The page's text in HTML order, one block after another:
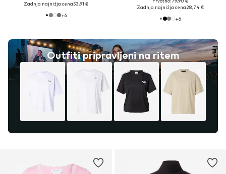
Zadnja najnižja cena53,91 €
+6
Outfiti pripravljeni na ritem
Zadnja najnižja cena28,74 €
+6